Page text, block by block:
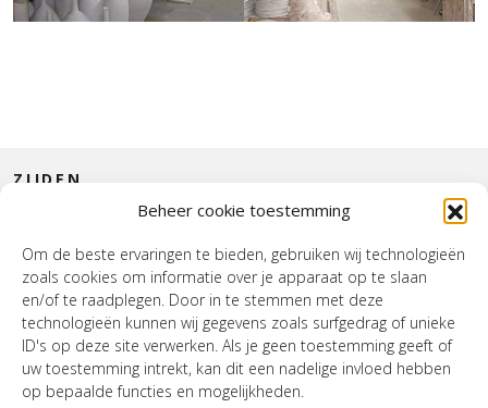
Beheer cookie toestemming
Om de beste ervaringen te bieden, gebruiken wij technologieën
zoals cookies om informatie over je apparaat op te slaan
en/of te raadplegen. Door in te stemmen met deze
technologieën kunnen wij gegevens zoals surfgedrag of unieke
ID's op deze site verwerken. Als je geen toestemming geeft of
uw toestemming intrekt, kan dit een nadelige invloed hebben
op bepaalde functies en mogelijkheden.
HOUSE OF WURPEL
OPENINGSTIJDEN
ZIJDEN
INTERIEUR